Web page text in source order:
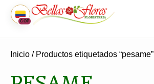
COP
Inicio / Productos etiquetados “pesame”